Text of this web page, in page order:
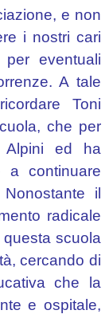
e non
i nostri cari
eventuali
A tale
Toni
che per
Alpini ed ha
a continuare
il
radicale
scuola
cercando di
che la
e ospitale,